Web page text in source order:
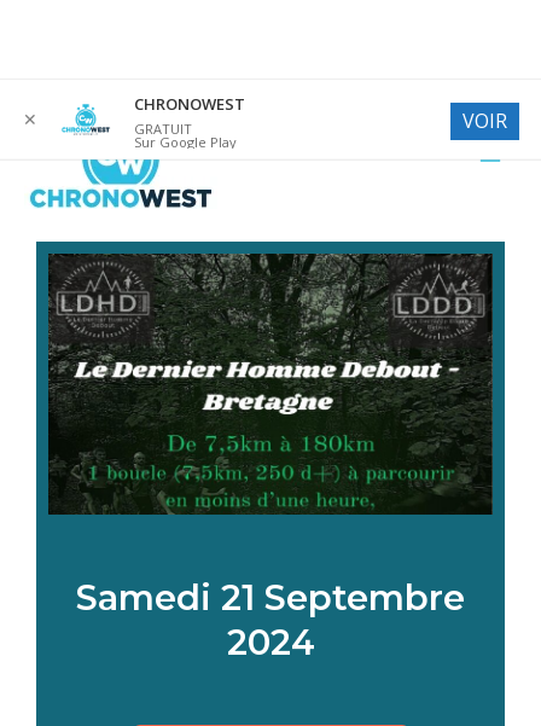
Samedi 21 Septembre
2024
✕
CHRONOWEST
GRATUIT
Sur Google Play
VOIR